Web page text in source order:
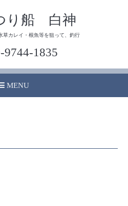
り船 白神
草カレイ・根魚等を狙って、釣行
9744-1835
MENU